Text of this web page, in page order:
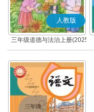
人教版
三年级道德与法治上册(2025
秋版)(部编版)